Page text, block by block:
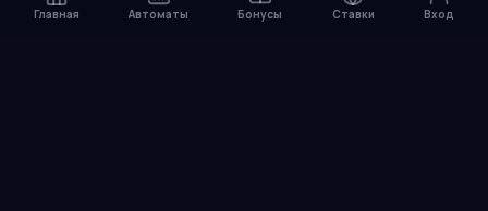
Главная Автоматы Бонусы Ставки Вход